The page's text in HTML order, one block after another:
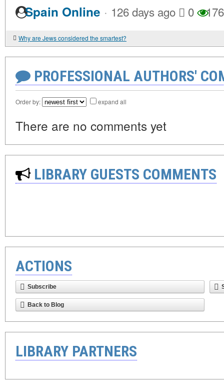
Spain Online · 126 days ago 0 176
Why are Jews considered the smartest?
PROFESSIONAL AUTHORS'
Order by: expand all
There are no comments yet
LIBRARY GUESTS COMMENTS
ACTIONS
Subscribe
Back to Blog
LIBRARY PARTNERS